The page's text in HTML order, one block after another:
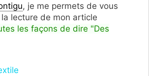
, je me permets de vous
lecture de mon article
les façons de dire "Des